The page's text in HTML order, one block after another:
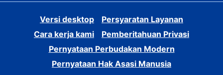
Versi desktop
Persyaratan Layanan
Cara kerja kami
Pemberitahuan Privasi
Pernyataan Perbudakan Modern
Pernyataan Hak Asasi Manusia